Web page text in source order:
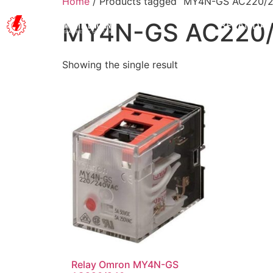
BERANDA
MY4N-GS
Showing the single result
Relay Omron MY4N-GS